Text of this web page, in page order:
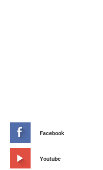
Facebook
Youtube